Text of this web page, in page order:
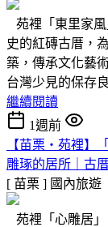
苑裡「東里家風
史的紅磚古厝，
築，傳承文化藝
台灣少見的保存
繼續閱讀
1週前
【苗栗・苑裡】
雕琢的居所｜古
[ 苗栗 ] 國內旅遊
苑裡「心雕居」